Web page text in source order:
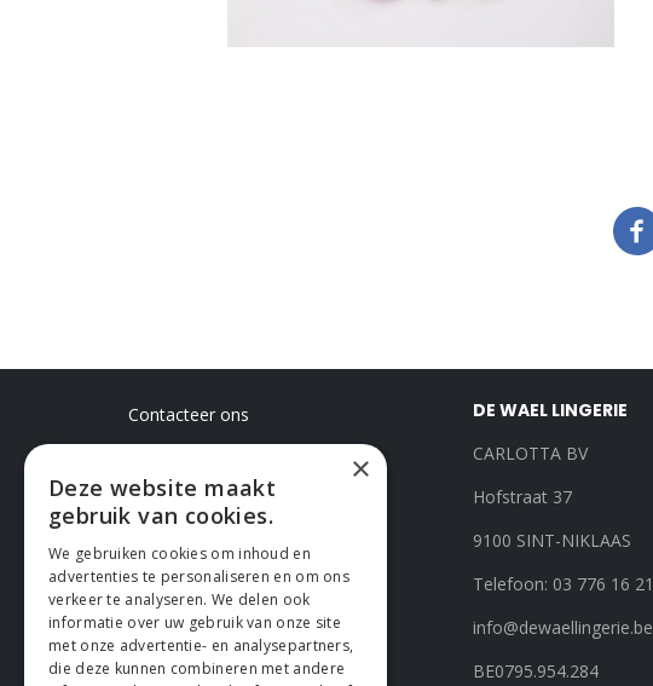
Voet
Contacteer ons DE WAEL LINGERIE
CARLOTTA BV
Hofstraat 37
9100 SINT-NIKLAAS
Telefoon: 03 776 16 21
info@dewaellingerie.be
BE0795.954.284
×
Deze website maakt
gebruik van cookies.
We gebruiken cookies om inhoud en
advertenties te personaliseren en om ons
verkeer te analyseren. We delen ook
informatie over uw gebruik van onze site
met onze advertentie- en analysepartners,
die deze kunnen combineren met andere